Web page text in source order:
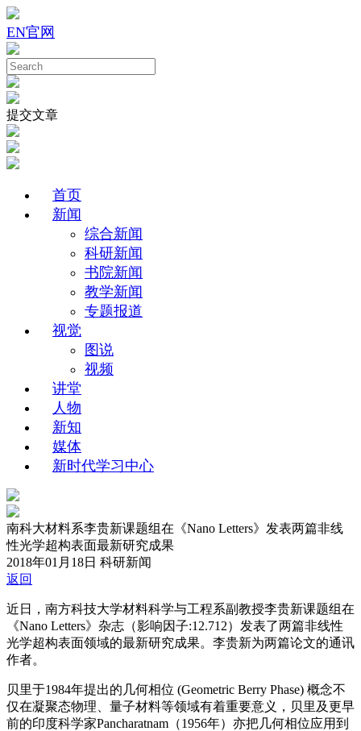
EN官网
提交文章
首页
新闻
综合新闻
科研新闻
书院新闻
教学新闻
专题报道
视觉
图说
视频
讲堂
人物
新知
媒体
新时代学习中心
南科大材料系李贵新课题组在《Nano Letters》发表两篇非线
性光学超构表面最新研究成果
2018年01月18日 科研新闻
返回
近日，南方科技大学材料科学与工程系副教授李贵新课题组在
《Nano Letters》杂志（影响因子:12.712）发表了两篇非线性
光学超构表面领域的最新研究成果。李贵新为两篇论文的通讯
作者。
贝里于1984年提出的几何相位 (Geometric Berry Phase) 概念不
仅在凝聚态物理、量子材料等领域有着重要意义，贝里及更早
前的印度科学家Pancharatnam（1956年）亦把几何相位应用到